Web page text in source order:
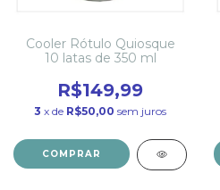
Cooler Rótulo Quiosque
10 latas de 350 ml
R$149,99
3 x de R$50,00 sem juros